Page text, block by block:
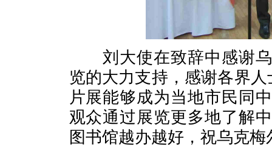
刘大使在致辞中感谢乌
览的大力支持，感谢各界
片展能够成为当地市民同
观众通过展览更多地了解
图书馆越办越好，祝乌克